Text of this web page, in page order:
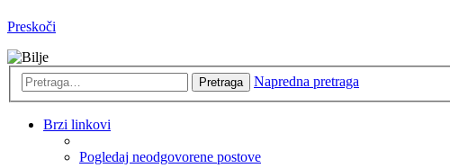
Preskoči
Pretraga Napredna pretraga
Brzi linkovi
Pogledaj neodgovorene postove